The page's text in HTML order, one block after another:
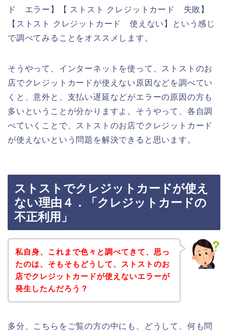
ド エラー】【 ストスト クレジットカード 失敗】
【ストスト クレジットカード 使えない】という感じ
で調べてみることをオススメします。
そうやって、インターネットを使って、ストストのお
店でクレジットカードが使えない原因などを調べてい
くと、意外と、支払い遅延などがエラーの原因の方も
多いということが分かりますよ。そうやって、各自調
べていくことで、ストストのお店でクレジットカード
が使えないという問題を解決できると思います。
ストストでクレジットカードが使え
ない理由４．「クレジットカードの
不正利用」
私自身、これまで色々と調べてきて、思っ
たのは、そもそもどうして、ストストのお
店でクレジットカードが使えないエラーが
発生したんだろう？
多分、こちらをご覧の方の中にも、どうして、何も問